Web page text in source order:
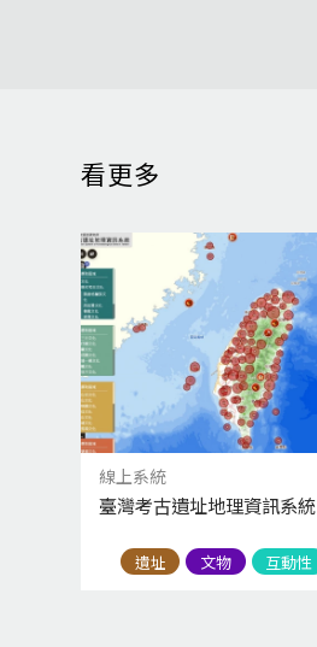
看更多
線上系統
臺灣考古遺址地理資訊系統
遺址 文物 互動性